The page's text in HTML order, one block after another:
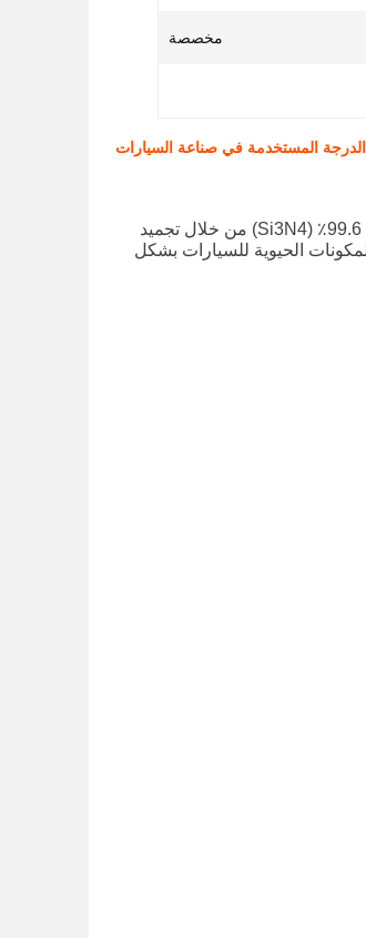
مخصصة
المستخدمة في صناعة السيارات
تم تطوير هذا المنتج خصيصاً لصناعة السيارات، ويتم تصنيعه باستخدام نتريد السيليكون عالي النقاء بنسبة 99.6٪ (Si3N4) من خلال تجميد
الحيوية للسيارات بشكل